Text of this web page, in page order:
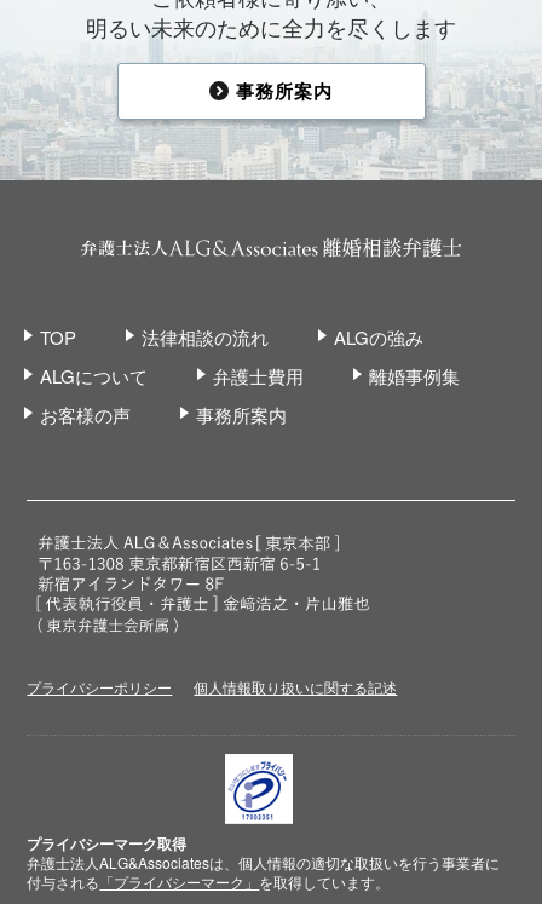
明るい未来のために全力を尽くします
事務所案内
TOP 法律相談の流れ
ALGの強み
ALGについて
弁護士費用
離婚事例集
お客様の声
事務所案内
プライバシーポリシー 個人情報取り扱いに関する記述
プライバシーマーク取得
弁護士法人ALG&Associatesは、個人情報の適切な取扱いを行う事業者に
付与される 「プライバシーマーク」 を取得しています。